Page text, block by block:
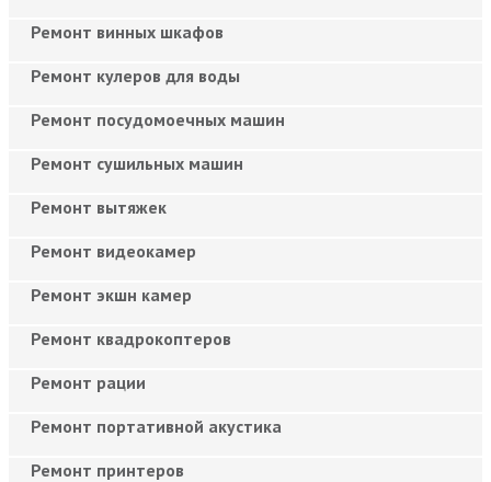
Ремонт винных шкафов
Ремонт кулеров для воды
Ремонт посудомоечных машин
Ремонт сушильных машин
Ремонт вытяжек
Ремонт видеокамер
Ремонт экшн камер
Ремонт квадрокоптеров
Ремонт рации
Ремонт портативной акустика
Ремонт принтеров